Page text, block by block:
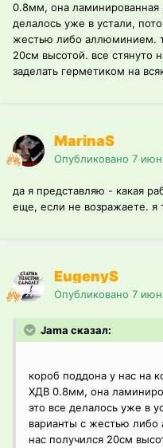
0.8мм, она ламинированная
делалось уже в устали,
жестью либо аллюминием.
20см высотой. все стянуто
заделать герметиком на
MarinaS
Опубликовано 7
да я представляю - какая
еще, если не возражаете. я
EugenyS
Опубликовано 7
Jama сказал:
короб поддона у нас на
ХДВ 0.8мм, она
это все делалось уже в
варианты с жестью
нас получился 20см